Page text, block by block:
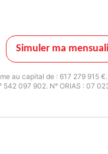
Simuler ma
au capital de : 617 279 915 €.
097 902. N° ORIAS : 07